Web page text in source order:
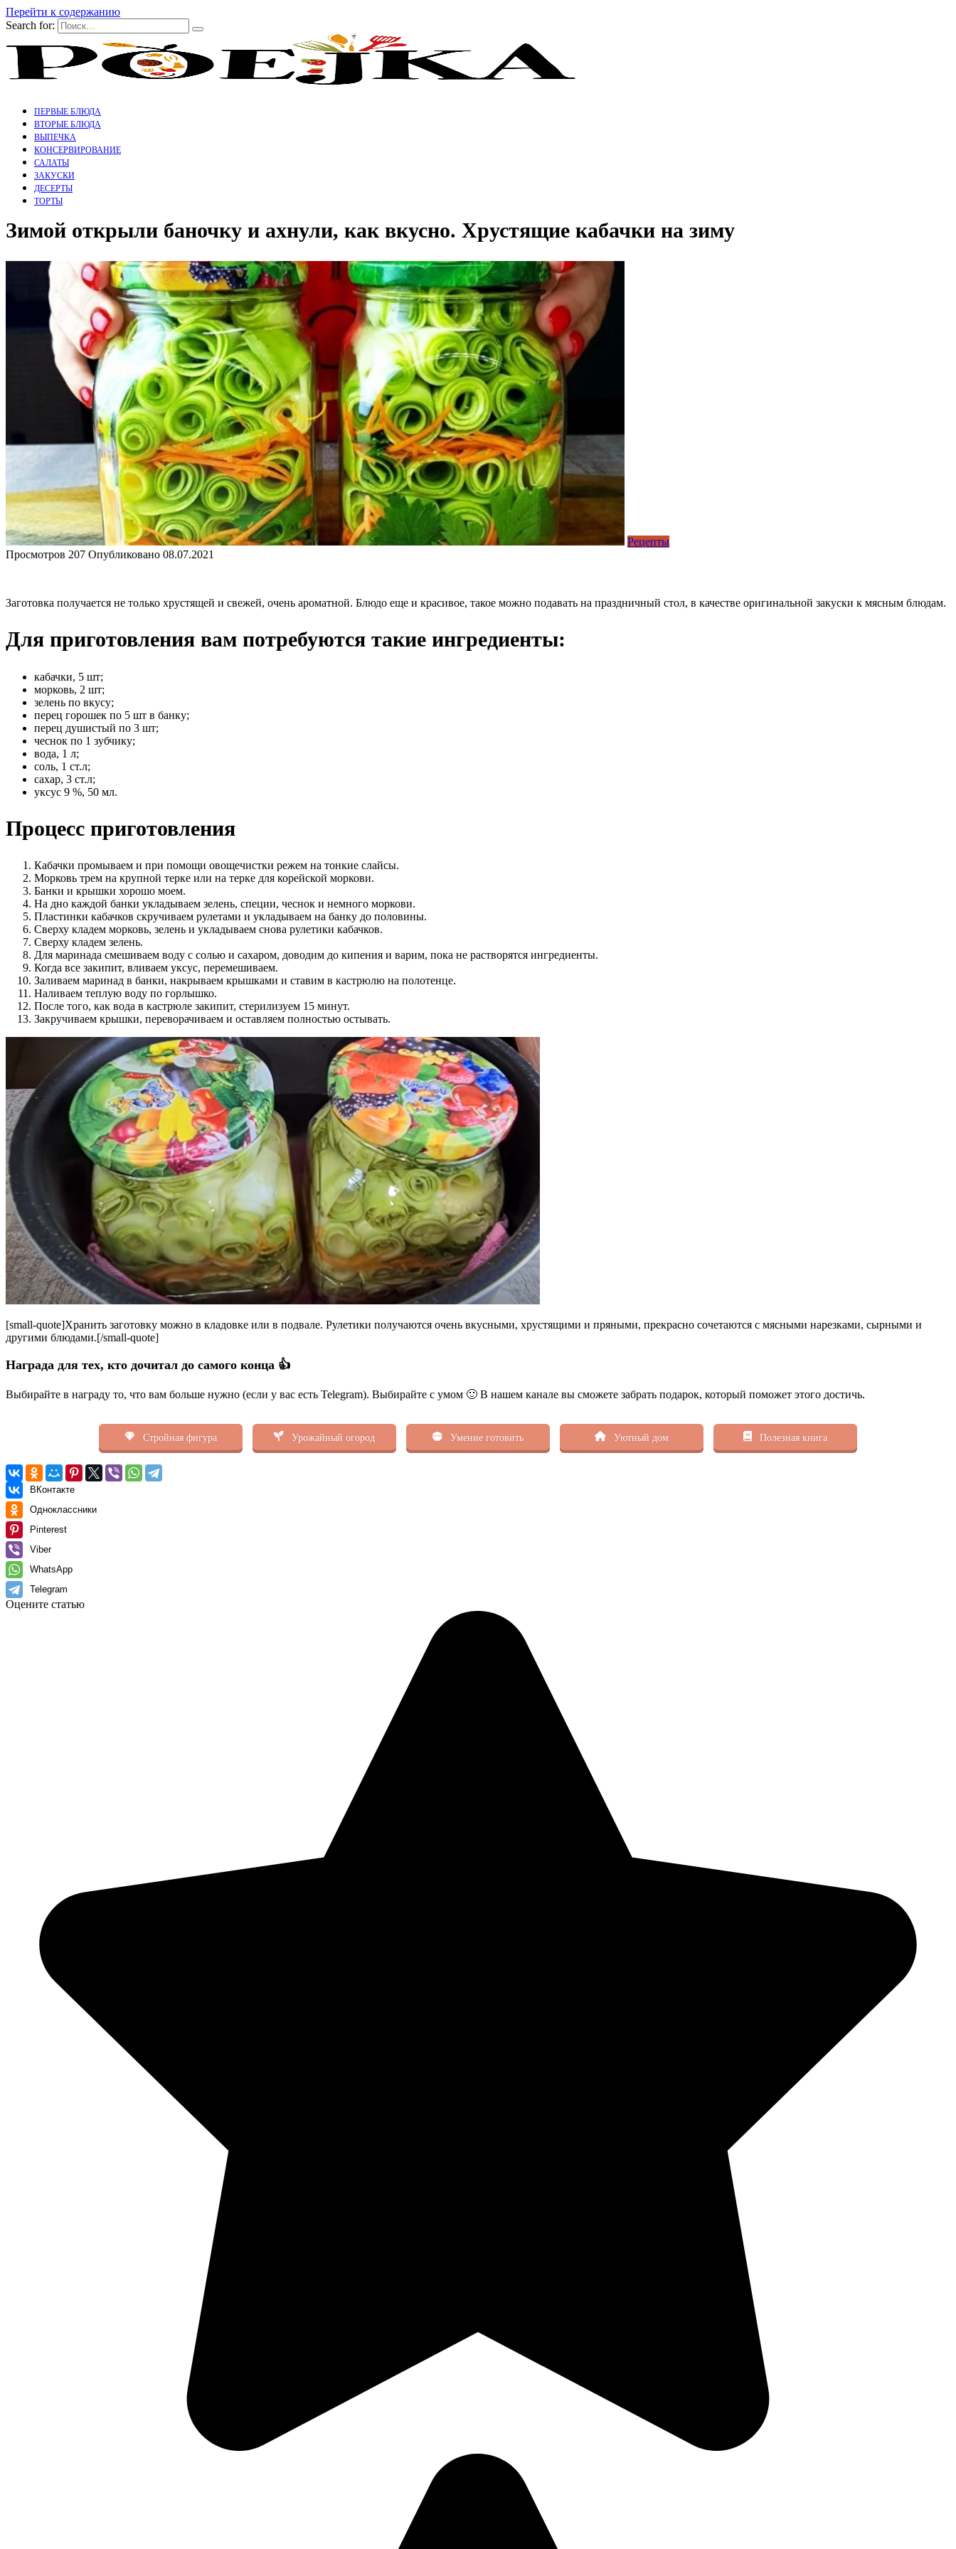
Перейти к содержанию
Search for:
ПЕРВЫЕ БЛЮДА
ВТОРЫЕ БЛЮДА
ВЫПЕЧКА
КОНСЕРВИРОВАНИЕ
САЛАТЫ
ЗАКУСКИ
ДЕСЕРТЫ
ТОРТЫ
Зимой открыли баночку и ахнули, как вкусно. Хрустящие кабачки на зиму
Рецепты
Просмотров 207 Опубликовано 08.07.2021
Заготовка получается не только хрустящей и свежей, очень ароматной. Блюдо еще и красивое, такое можно подавать на праздничный стол, в качестве оригинальной закуски к мясным блюдам.
Для приготовления вам потребуются такие ингредиенты:
кабачки, 5 шт;
морковь, 2 шт;
зелень по вкусу;
перец горошек по 5 шт в банку;
перец душистый по 3 шт;
чеснок по 1 зубчику;
вода, 1 л;
соль, 1 ст.л;
сахар, 3 ст.л;
уксус 9 %, 50 мл.
Процесс приготовления
Кабачки промываем и при помощи овощечистки режем на тонкие слайсы.
Морковь трем на крупной терке или на терке для корейской моркови.
Банки и крышки хорошо моем.
На дно каждой банки укладываем зелень, специи, чеснок и немного моркови.
Пластинки кабачков скручиваем рулетами и укладываем на банку до половины.
Сверху кладем морковь, зелень и укладываем снова рулетики кабачков.
Сверху кладем зелень.
Для маринада смешиваем воду с солью и сахаром, доводим до кипения и варим, пока не растворятся ингредиенты.
Когда все закипит, вливаем уксус, перемешиваем.
Заливаем маринад в банки, накрываем крышками и ставим в кастрюлю на полотенце.
Наливаем теплую воду по горлышко.
После того, как вода в кастрюле закипит, стерилизуем 15 минут.
Закручиваем крышки, переворачиваем и оставляем полностью остывать.
[small-quote]Хранить заготовку можно в кладовке или в подвале. Рулетики получаются очень вкусными, хрустящими и пряными, прекрасно сочетаются с мясными нарезками, сырными и
другими блюдами.[/small-quote]
Награда для тех, кто дочитал до самого конца 👍
Выбирайте в награду то, что вам больше нужно (если у вас есть Telegram). Выбирайте с умом 🙂 В нашем канале вы сможете забрать подарок, который поможет этого достичь.
Стройная фигура Урожайный огород Умение готовить Уютный дом Полезная книга
ВКонтакте
Одноклассники
Pinterest
Viber
WhatsApp
Telegram
Оцените статью